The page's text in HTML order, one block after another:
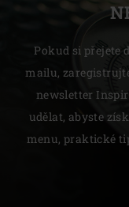
Pokud si přejete
mailu,
newsletter
udělat, abyste
menu, praktické